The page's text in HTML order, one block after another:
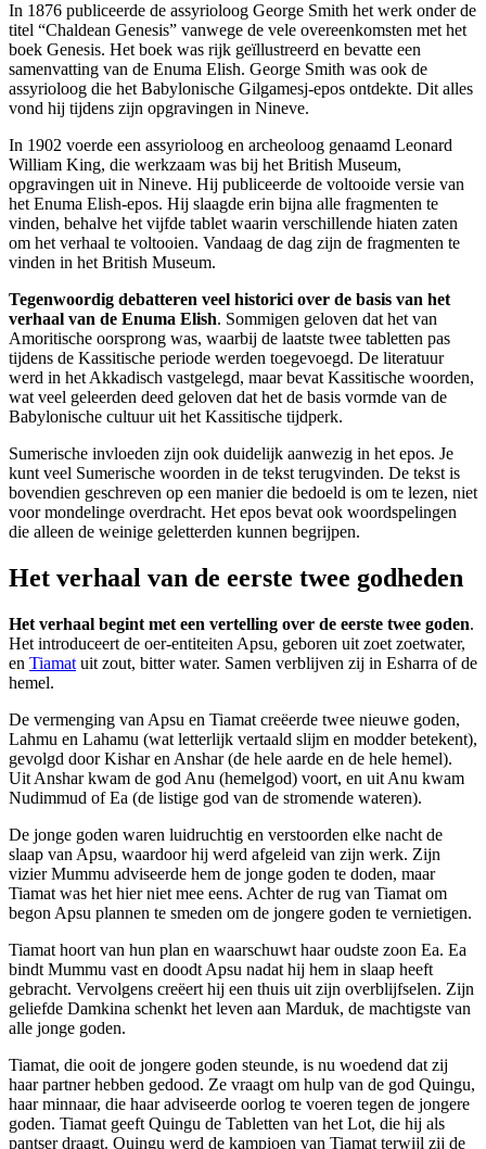
In 1876 publiceerde de assyrioloog George Smith het werk onder de
titel “Chaldean Genesis” vanwege de vele overeenkomsten met het
boek Genesis. Het boek was rijk geïllustreerd en bevatte een
samenvatting van de Enuma Elish. George Smith was ook de
assyrioloog die het Babylonische Gilgamesj-epos ontdekte. Dit alles
vond hij tijdens zijn opgravingen in Nineve.
In 1902 voerde een assyrioloog en archeoloog genaamd Leonard
William King, die werkzaam was bij het British Museum,
opgravingen uit in Nineve. Hij publiceerde de voltooide versie van
het Enuma Elish-epos. Hij slaagde erin bijna alle fragmenten te
vinden, behalve het vijfde tablet waarin verschillende hiaten zaten
om het verhaal te voltooien. Vandaag de dag zijn de fragmenten te
vinden in het British Museum.
Tegenwoordig debatteren veel historici over de basis van het
verhaal van de Enuma Elish. Sommigen geloven dat het van
Amoritische oorsprong was, waarbij de laatste twee tabletten pas
tijdens de Kassitische periode werden toegevoegd. De literatuur
werd in het Akkadisch vastgelegd, maar bevat Kassitische woorden,
wat veel geleerden deed geloven dat het de basis vormde van de
Babylonische cultuur uit het Kassitische tijdperk.
Sumerische invloeden zijn ook duidelijk aanwezig in het epos. Je
kunt veel Sumerische woorden in de tekst terugvinden. De tekst is
bovendien geschreven op een manier die bedoeld is om te lezen, niet
voor mondelinge overdracht. Het epos bevat ook woordspelingen
die alleen de weinige geletterden kunnen begrijpen.
Het verhaal van de eerste twee godheden
Het verhaal begint met een vertelling over de eerste twee goden.
Het introduceert de oer-entiteiten Apsu, geboren uit zoet zoetwater,
en Tiamat uit zout, bitter water. Samen verblijven zij in Esharra of de
hemel.
De vermenging van Apsu en Tiamat creëerde twee nieuwe goden,
Lahmu en Lahamu (wat letterlijk vertaald slijm en modder betekent),
gevolgd door Kishar en Anshar (de hele aarde en de hele hemel).
Uit Anshar kwam de god Anu (hemelgod) voort, en uit Anu kwam
Nudimmud of Ea (de listige god van de stromende wateren).
De jonge goden waren luidruchtig en verstoorden elke nacht de
slaap van Apsu, waardoor hij werd afgeleid van zijn werk. Zijn
vizier Mummu adviseerde hem de jonge goden te doden, maar
Tiamat was het hier niet mee eens. Achter de rug van Tiamat om
begon Apsu plannen te smeden om de jongere goden te vernietigen.
Tiamat hoort van hun plan en waarschuwt haar oudste zoon Ea. Ea
bindt Mummu vast en doodt Apsu nadat hij hem in slaap heeft
gebracht. Vervolgens creëert hij een thuis uit zijn overblijfselen. Zijn
geliefde Damkina schenkt het leven aan Marduk, de machtigste van
alle jonge goden.
Tiamat, die ooit de jongere goden steunde, is nu woedend dat zij
haar partner hebben gedood. Ze vraagt om hulp van de god Quingu,
haar minnaar, die haar adviseerde oorlog te voeren tegen de jongere
goden. Tiamat geeft Quingu de Tabletten van het Lot, die hij als
pantser draagt. Quingu werd de kampioen van Tiamat terwijl zij de